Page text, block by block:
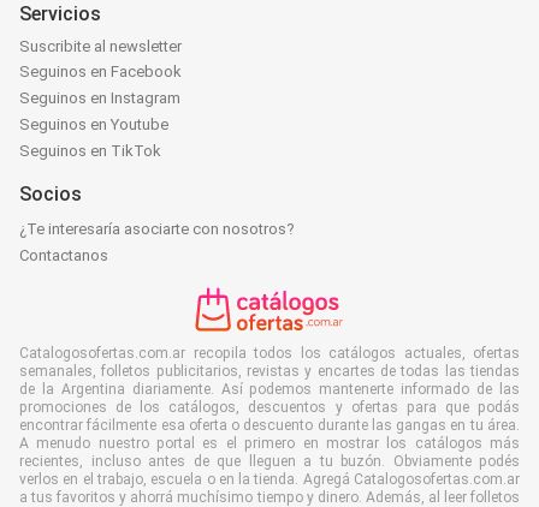
Servicios
Suscribite al newsletter
Seguinos en Facebook
Seguinos en Instagram
Seguinos en Youtube
Seguinos en TikTok
Socios
¿Te interesaría asociarte con nosotros?
Contactanos
Catalogosofertas.com.ar recopila todos los catálogos actuales, ofertas
semanales, folletos publicitarios, revistas y encartes de todas las tiendas
de la Argentina diariamente. Así podemos mantenerte informado de las
promociones de los catálogos, descuentos y ofertas para que podás
encontrar fácilmente esa oferta o descuento durante las gangas en tu área.
A menudo nuestro portal es el primero en mostrar los catálogos más
recientes, incluso antes de que lleguen a tu buzón. Obviamente podés
verlos en el trabajo, escuela o en la tienda. Agregá Catalogosofertas.com.ar
a tus favoritos y ahorrá muchísimo tiempo y dinero. Además, al leer folletos